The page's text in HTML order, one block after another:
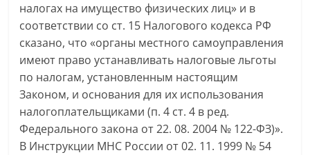
налогах на имущество физических лиц» и в
соответствии со ст. 15 Налогового кодекса РФ
сказано, что «органы местного самоуправления
имеют право устанавливать налоговые льготы
по налогам, установленным настоящим
Законом, и основания для их использования
налогоплательщиками (п. 4 ст. 4 в ред.
Федерального закона от 22. 08. 2004 № 122-ФЗ)».
В Инструкции МНС России от 02. 11. 1999 № 54